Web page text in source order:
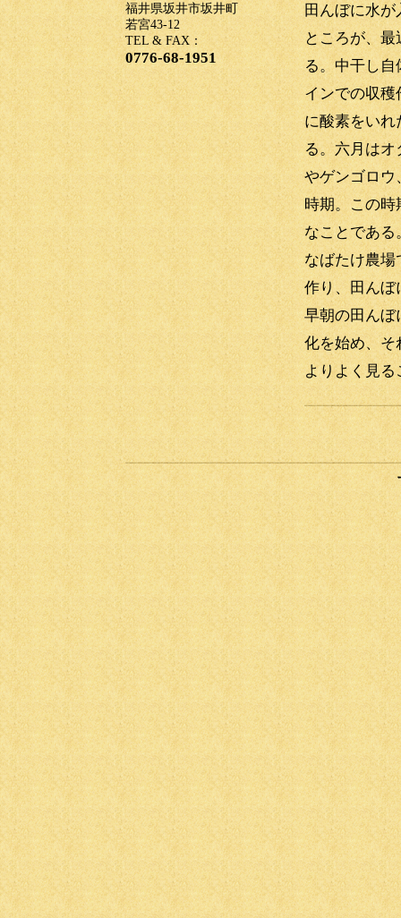
田んぼに水
ところが、最
る。中干し
インでの収
に酸素をいれ
る。六月は
やゲンゴロウ
時期。この
なことである
なばたけ農
作り、田んぼ
早朝の田んぼ
化を始め、そ
よりよく見
福井県坂井市坂井町
若宮43-12
TEL & FAX：
0776-68-1951